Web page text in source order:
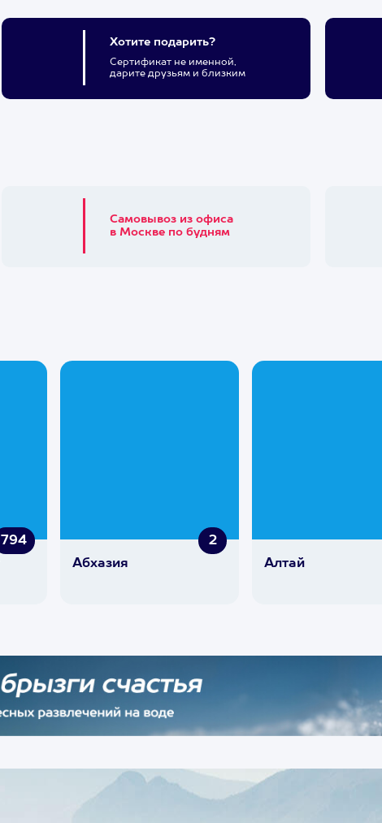
Хотите подарить?
Сертификат не именной,
дарите друзьям и близким
Самовывоз из офиса
в Москве по будням
794
2
Абхазия
Алтай